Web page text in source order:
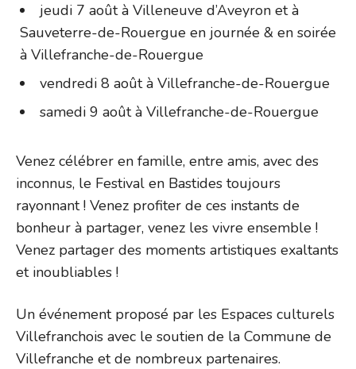
jeudi 7 août à Villeneuve d’Aveyron et à
Sauveterre-de-Rouergue en journée & en soirée
à Villefranche-de-Rouergue
vendredi 8 août à Villefranche-de-Rouergue
samedi 9 août à Villefranche-de-Rouergue
Venez célébrer en famille, entre amis, avec des
inconnus, le Festival en Bastides toujours
rayonnant ! Venez profiter de ces instants de
bonheur à partager, venez les vivre ensemble !
Venez partager des moments artistiques exaltants
et inoubliables !
Un événement proposé par les Espaces culturels
Villefranchois avec le soutien de la Commune de
Villefranche et de nombreux partenaires.